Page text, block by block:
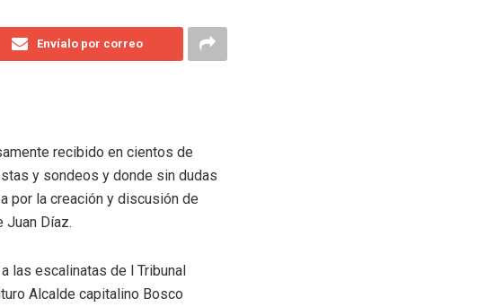
Envíalo por correo
recibido en cientos de
y sondeos y donde sin dudas
por la creación y discusión de
Díaz.
las escalinatas de l Tribunal
Alcalde capitalino Bosco